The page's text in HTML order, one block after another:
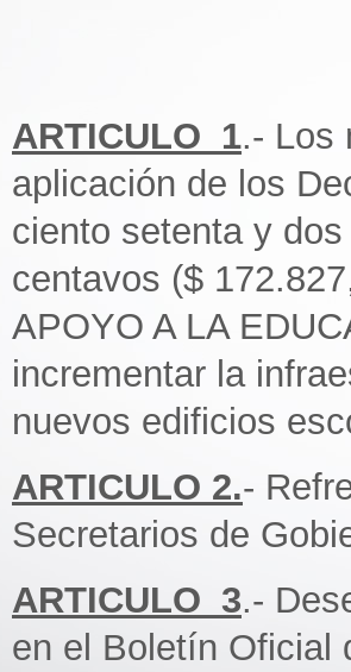
ARTICULO_1.- Los
aplicación de los
ciento setenta y
centavos ($
APOYO A LA
incrementar la
nuevos edificios
ARTICULO 2.-
Secretarios de
ARTICULO_3.-
en el Boletín Oficial